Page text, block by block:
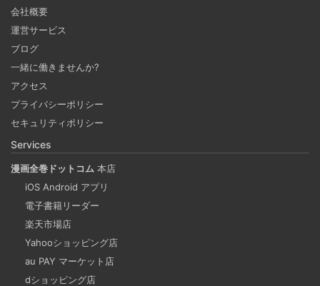
Coima + Rosetta 2 で、Apple Silicon 上で x86_64
の Docker イメージをビルドする (Docker desktop
やめる)
2025-03-24
Docker Desktop を使わずに、Mac で x86 の Docker イメ
ージのビルドをする手順を書いています。Colima と
Rosetta2 を使って、クロスアーキテクチャーでビルドする
方法です。Lima, QEmu, nerdctl の実例も記載しています。
2025-03-21
についてご紹介します。 Slackでは、業務で決めたことや会
議の開始前にリマインダーを設定しておくと、とても便利
会社概要
運営サービス
ブログ
一緒に働きませんか?
アクセス
プライバシーポリシー
セキュリティポリシー
Services
漫画全巻ドットコム 本店
iOS Android アプリ
電子書籍リーダー
楽天市場店
Yahooショッピング店
au PAY マーケット店
dショッピング店